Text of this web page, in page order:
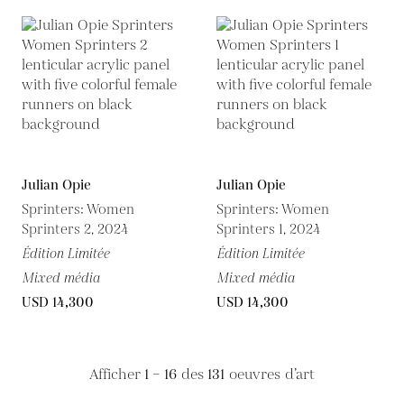
Julian Opie
Sprinters: Women
Sprinters 2, 2024
Édition Limitée
Mixed média
USD 14,300
Julian Opie
Sprinters: Women
Sprinters 1, 2024
Édition Limitée
Mixed média
USD 14,300
Afficher 1 – 16 des 131 oeuvres d’art